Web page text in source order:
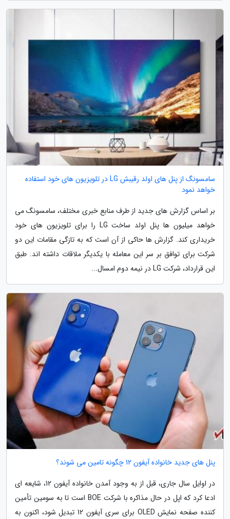
سامسونگ از پنل های اولد رقیبش LG در تلویزیون های خود استفاده
خواهد نمود
بر اساس گزارش های جدید از طرف منابع خبری مختلف، سامسونگ می
خواهد میلیون ها پنل اولد ساخت LG را برای تلویزیون های خود
خریداری کند. گزارش ها حاکی از آن است که به تازگی مقامات این دو
شرکت برای توافق بر سر این معامله با یکدیگر ملاقات داشته اند. طبق
این قرارداد، شرکت LG در نیمه دوم امسال...
پنل های جدید خانواده آیفون 12 چگونه تامین می شوند؟
در اوایل سال جاری، قبل از به وجود آمدن خانواده آیفون 12، شایعه ای
ادعا کرد که اپل در حال مذاکره با شرکت BOE است تا به سومین تأمین
کننده صفحه نمایش OLED برای سری آیفون 12 تبدیل شود، اکنون به